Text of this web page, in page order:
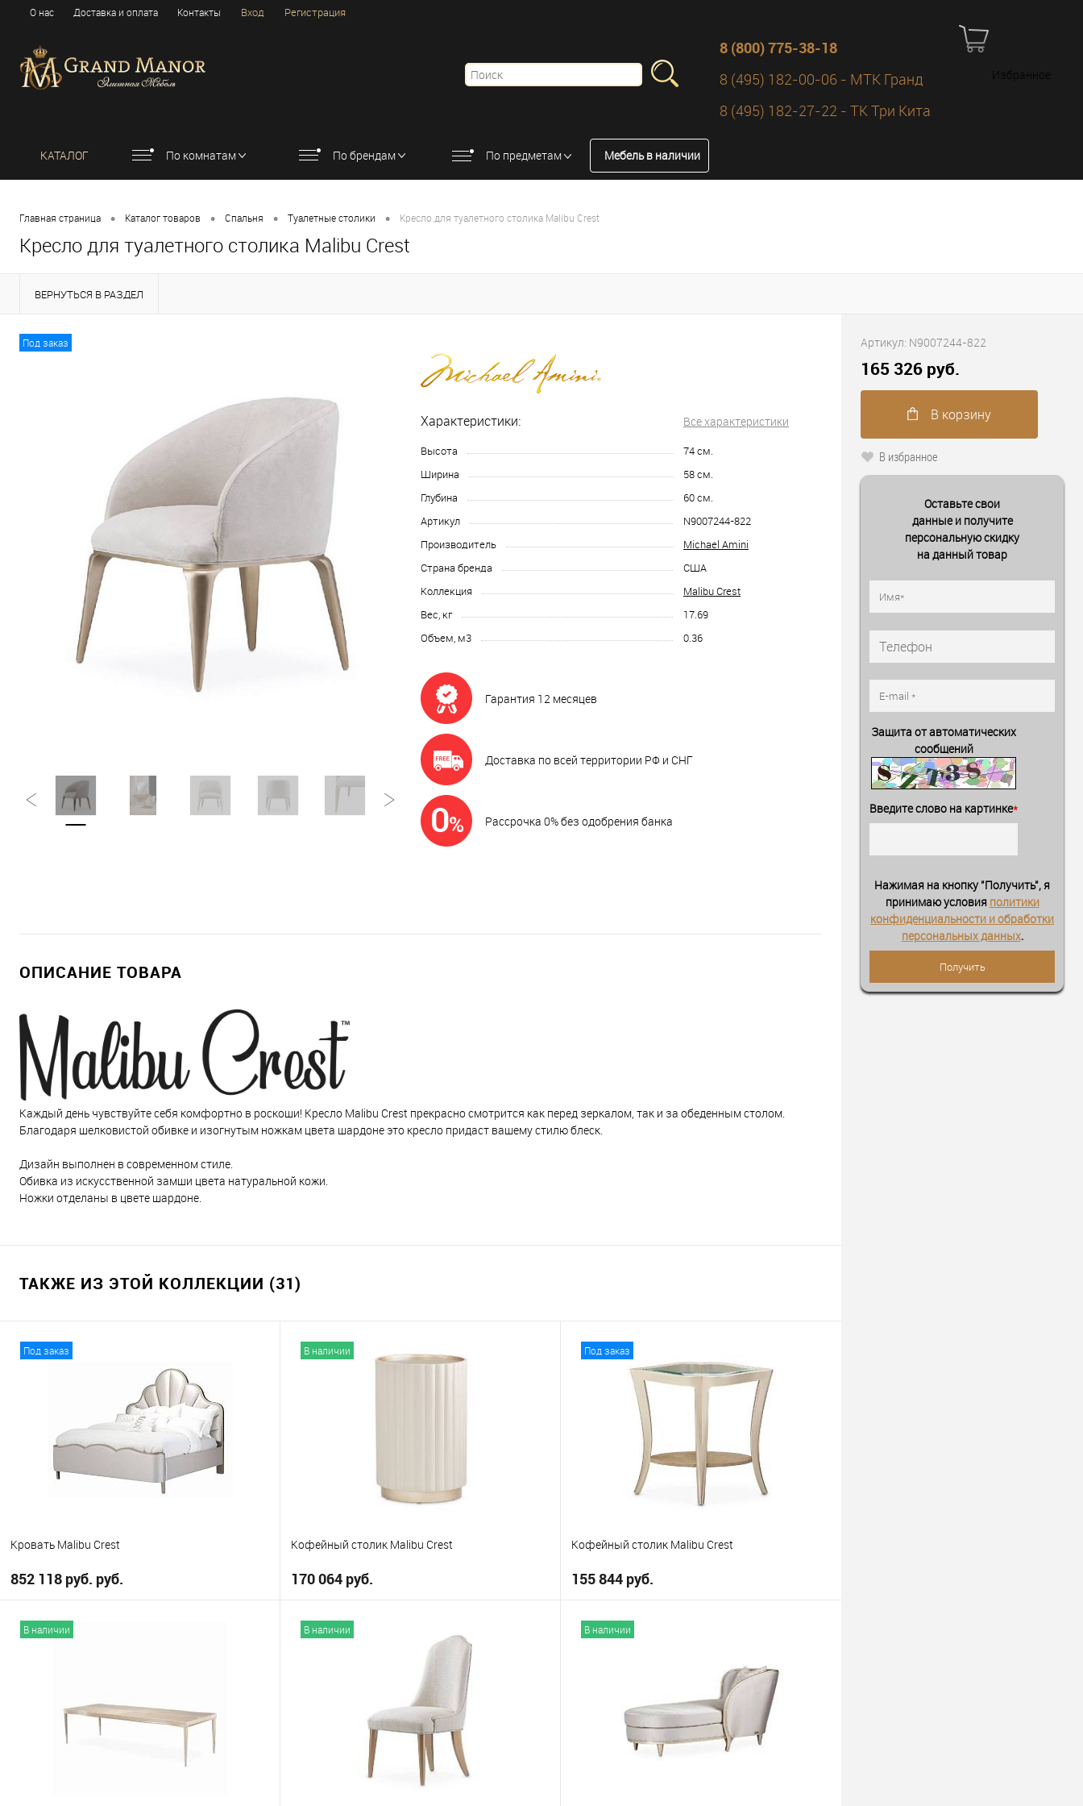
О нас Доставка и оплата Контакты Вход Регистрация
8 (800) 775-38-18
8 (495) 182-00-06 - МТК Гранд
8 (495) 182-27-22 - ТК Три Кита
Избранное
КАТАЛОГ По комнатам По брендам По предметам Мебель в наличии
Главная страница • Каталог товаров • Спальня • Туалетные столики • Кресло для туалетного столика Malibu Crest
Кресло для туалетного столика Malibu Crest
ВЕРНУТЬСЯ В РАЗДЕЛ
Под заказ
Характеристики: Все характеристики
Высота 74см.
Ширина
58см.
Глубина
60см.
Артикул
N9007244-822
Производитель
Michael Amini
Страна бренда
США
Коллекция
Malibu Crest
Вес, кг
17.69
Объем, м3
0.36
Гарантия 12 месяцев
Доставка по всей территории РФ и СНГ
Рассрочка 0% без одобрения банка
ОПИСАНИЕ ТОВАРА
Каждый день чувствуйте себя комфортно в роскоши! Кресло Malibu Crest прекрасно смотрится как перед зеркалом, так и за обеденным столом.
Благодаря шелковистой обивке и изогнутым ножкам цвета шардоне это кресло придаст вашему стилю блеск.
Дизайн выполнен в современном стиле.
Обивка из искусственной замши цвета натуральной кожи.
Ножки отделаны в цвете шардоне.
ТАКЖЕ ИЗ ЭТОЙ КОЛЛЕКЦИИ (31)
Под заказ
Кровать Malibu Crest
852 118 руб. руб.
California King Eastern King Queen
В наличии
Кофейный столик Malibu Crest
170 064 руб.
Под заказ
Кофейный столик Malibu Crest
155 844 руб.
В наличии В наличии В наличии
Артикул: N9007244-822
165 326 руб.
В корзину
В избранное
Оставьте свои
данные и получите
персональную скидку
на данный товар
Защита от автоматических
сообщений
Введите слово на картинке*
Нажимая на кнопку "Получить", я
принимаю условия политики
конфиденциальности и обработки
персональных данных.